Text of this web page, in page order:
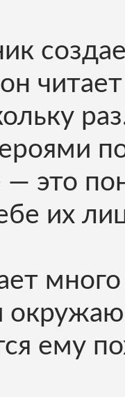
это
их
ему